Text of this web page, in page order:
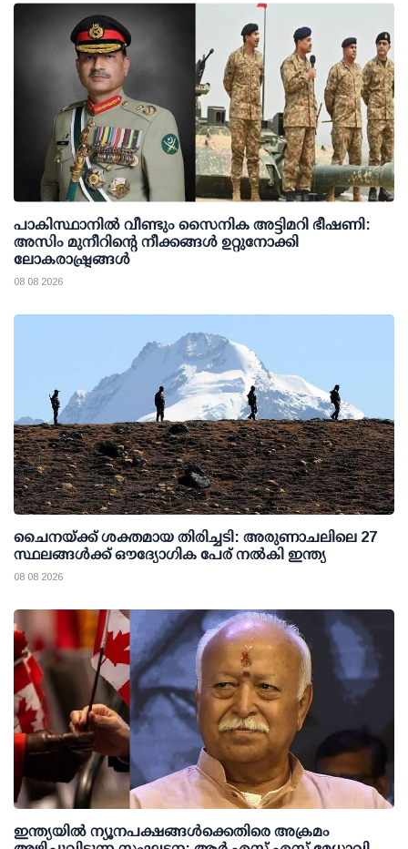
പാകിസ്ഥാനില്‍ വീണ്ടും സൈനിക അട്ടിമറി ഭീഷണി:
അസിം മുനീറിന്റെ നീക്കങ്ങള്‍ ഉറ്റുനോക്കി
ലോകരാഷ്ട്രങ്ങള്‍
08 08 2026
ചൈനയ്ക്ക് ശക്തമായ തിരിച്ചടി: അരുണാചലിലെ 27
സ്ഥലങ്ങള്‍ക്ക് ഔദ്യോഗിക പേര് നല്‍കി ഇന്ത്യ
08 08 2026
ഇന്ത്യയില്‍ ന്യൂനപക്ഷങ്ങള്‍ക്കെതിരെ അക്രമം